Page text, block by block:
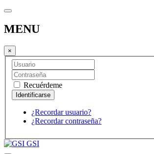
MENU
×
Recuérdeme
¿Recordar usuario?
¿Recordar contraseña?
GSI